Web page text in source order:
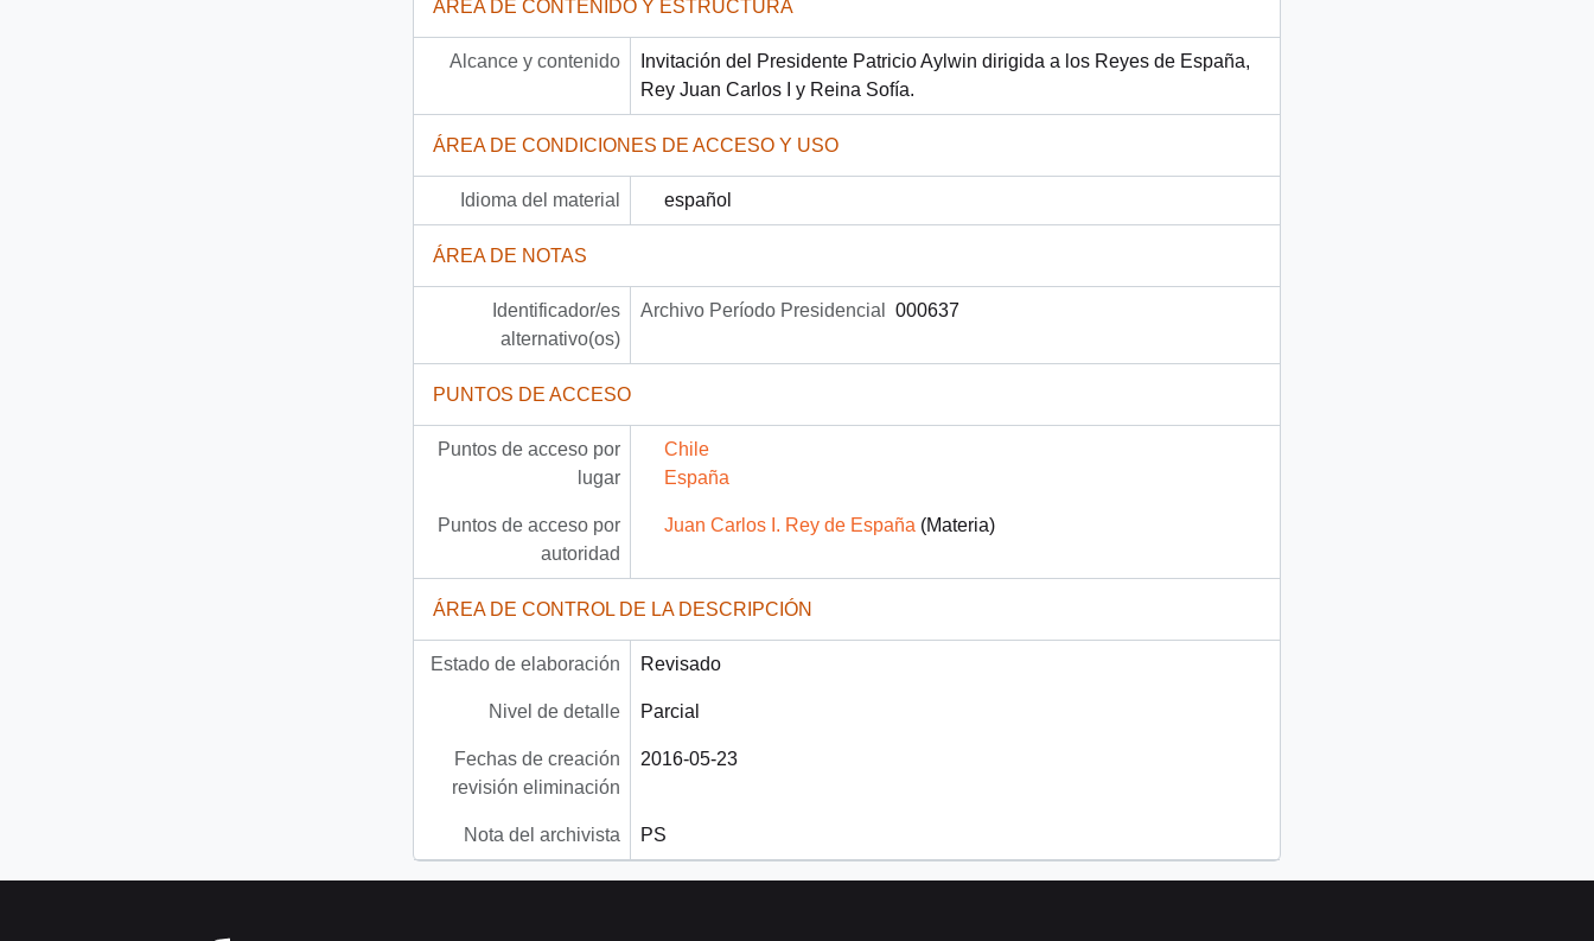
ÁREA DE CONTENIDO Y ESTRUCTURA
Alcance y contenido
Invitación del Presidente Patricio Aylwin dirigida a los Reyes de España,
Rey Juan Carlos I y Reina Sofía.
ÁREA DE CONDICIONES DE ACCESO Y USO
Idioma del material español
ÁREA DE NOTAS
Identificador/es
alternativo(os)
Archivo Período Presidencial 000637
PUNTOS DE ACCESO
Puntos de acceso por
lugar
Chile
España
Puntos de acceso por
autoridad
Juan Carlos I. Rey de España (Materia)
ÁREA DE CONTROL DE LA DESCRIPCIÓN
Estado de elaboración Revisado
Nivel de detalle Parcial
Fechas de creación
revisión eliminación
2016-05-23
Nota del archivista PS